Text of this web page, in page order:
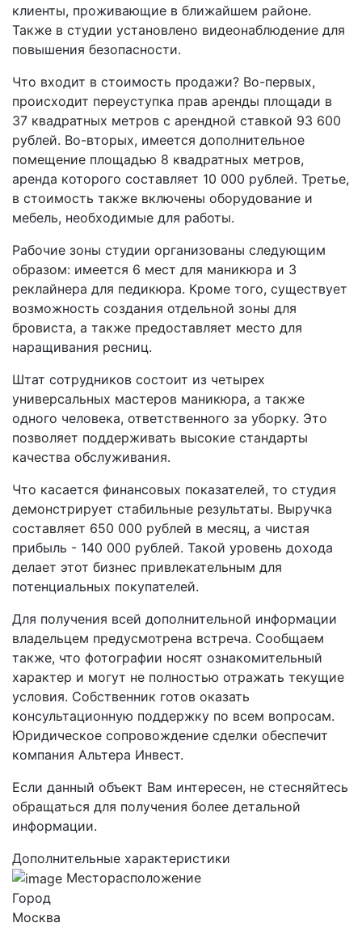
клиенты, проживающие в ближайшем районе.
Также в студии установлено видеонаблюдение для
повышения безопасности.
Что входит в стоимость продажи? Во-первых,
происходит переуступка прав аренды площади в
37 квадратных метров с арендной ставкой 93 600
рублей. Во-вторых, имеется дополнительное
помещение площадью 8 квадратных метров,
аренда которого составляет 10 000 рублей. Третье,
в стоимость также включены оборудование и
мебель, необходимые для работы.
Рабочие зоны студии организованы следующим
образом: имеется 6 мест для маникюра и 3
реклайнера для педикюра. Кроме того, существует
возможность создания отдельной зоны для
бровиста, а также предоставляет место для
наращивания ресниц.
Штат сотрудников состоит из четырех
универсальных мастеров маникюра, а также
одного человека, ответственного за уборку. Это
позволяет поддерживать высокие стандарты
качества обслуживания.
Что касается финансовых показателей, то студия
демонстрирует стабильные результаты. Выручка
составляет 650 000 рублей в месяц, а чистая
прибыль - 140 000 рублей. Такой уровень дохода
делает этот бизнес привлекательным для
потенциальных покупателей.
Для получения всей дополнительной информации
владельцем предусмотрена встреча. Сообщаем
также, что фотографии носят ознакомительный
характер и могут не полностью отражать текущие
условия. Собственник готов оказать
консультационную поддержку по всем вопросам.
Юридическое сопровождение сделки обеспечит
компания Альтера Инвест.
Если данный объект Вам интересен, не стесняйтесь
обращаться для получения более детальной
информации.
Дополнительные характеристики
Месторасположение
Город
Москва